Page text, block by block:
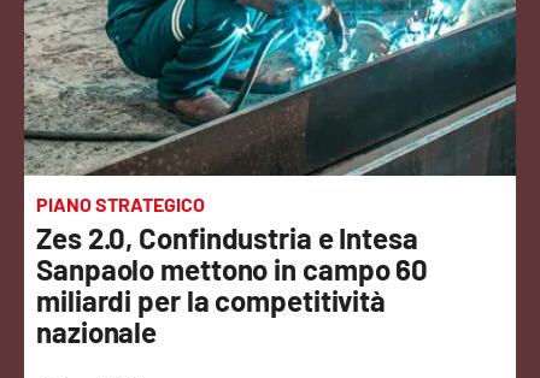
Sanità
Sport
Cultura
Podcast
Meteo
Editoriali
PIANO STRATEGICO
Zes 2.0, Confindustria e Intesa
Sanpaolo mettono in campo 60
miliardi per la competitività
nazionale